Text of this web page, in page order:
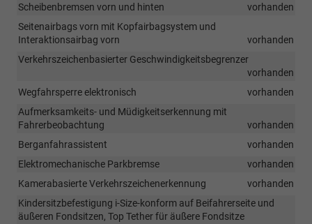
Scheibenbremsen vorn und hinten
vorhanden
Seitenairbags vorn mit Kopfairbagsystem und
Interaktionsairbag vorn
vorhanden
Verkehrszeichenbasierter Geschwindigkeitsbegrenzer
vorhanden
Wegfahrsperre elektronisch
vorhanden
Aufmerksamkeits- und Müdigkeitserkennung mit
Fahrerbeobachtung
vorhanden
Berganfahrassistent
vorhanden
Elektromechanische Parkbremse
vorhanden
Kamerabasierte Verkehrszeichenerkennung
vorhanden
Kindersitzbefestigung i-Size-konform auf Beifahrerseite und
äußeren Fondsitzen, Top Tether für äußere Fondsitze